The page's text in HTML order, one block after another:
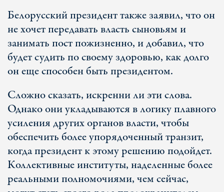
Белорусский президент также заявил, что он
не хочет передавать власть сыновьям и
занимать пост пожизненно, и добавил, что
будет судить по своему здоровью, как долго
он еще способен быть президентом.
Сложно сказать, искренни ли эти слова.
Однако они укладываются в логику плавного
усиления других органов власти, чтобы
обеспечить более упорядоченный транзит,
когда президент к этому решению подойдет.
Коллективные институты, наделенные более
реальными полномочиями, чем сейчас,